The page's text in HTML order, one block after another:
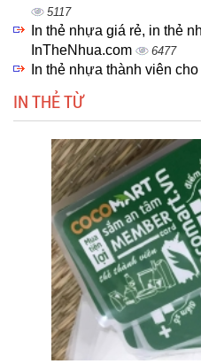
5117
In thẻ nhựa giá rẻ, in thẻ
InTheNhua.com
6477
In thẻ nhựa thành viên
IN THẺ TỪ